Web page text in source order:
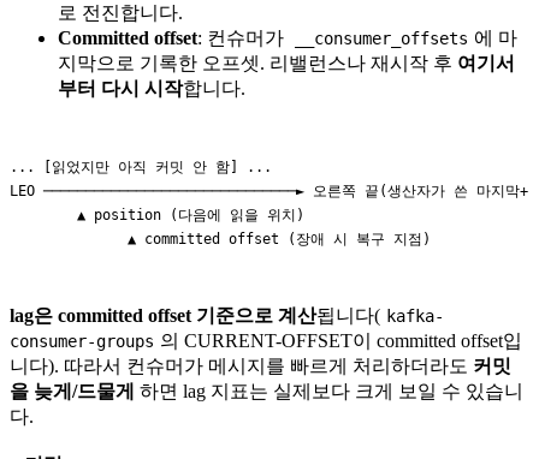
로 전진합니다.
Committed offset: 컨슈머가 __consumer_offsets 에 마
지막으로 기록한 오프셋. 리밸런스나 재시작 후 여기서
부터 다시 시작합니다.
... [읽었지만 아직 커밋 안 함] ...
LEO ──────────────────────────────► 오른쪽 끝(생산자가 쓴 마지막
        ▲ position (다음에 읽을 위치)
lag은 committed offset 기준으로 계산됩니다( kafka-
consumer-groups 의 CURRENT-OFFSET이 committed offset입
니다). 따라서 컨슈머가 메시지를 빠르게 처리하더라도 커밋
을 늦게/드물게 하면 lag 지표는 실제보다 크게 보일 수 있습니
다.